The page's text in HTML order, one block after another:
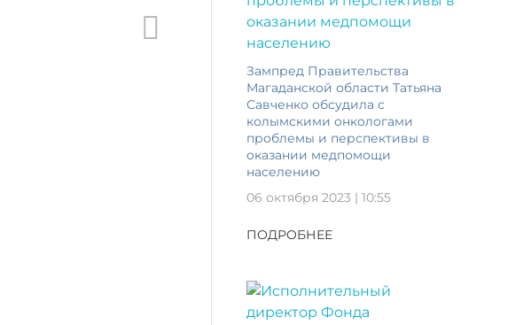
Зампред Правительства
Магаданской области Татьяна
Савченко обсудила с
колымскими онкологами
проблемы и перспективы в
оказании медпомощи
населению
06 октября 2023 | 10:55
ПОДРОБНЕЕ